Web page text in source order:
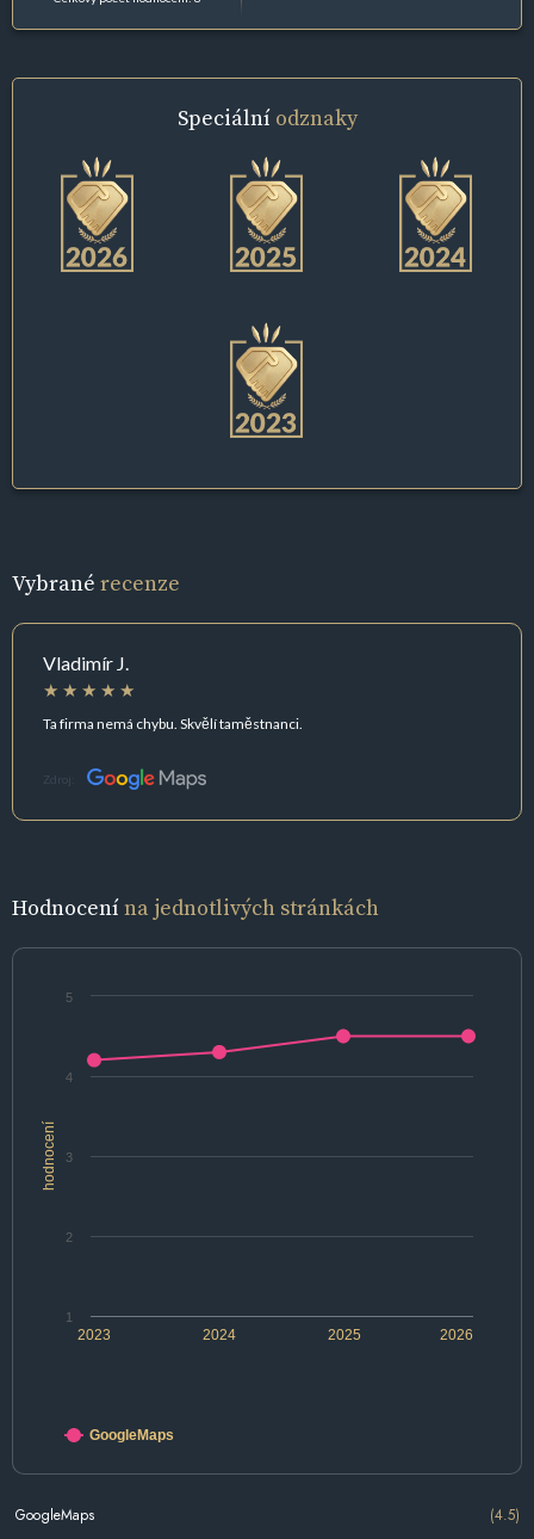
Speciální odznaky
Vybrané recenze
Vladimír J.
Ta firma nemá chybu. Skvělí taměstnanci.
Zdroj:
Hodnocenína jednotlivých stránkách
hodnocení
2024 2026
2023 2025
1
2
3
4
5
GoogleMaps
GoogleMaps (4.5)